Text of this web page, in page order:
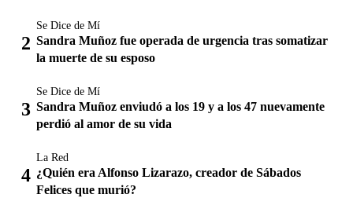
Se Dice de Mí
Sandra Muñoz fue operada de urgencia tras somatizar
la muerte de su esposo
Se Dice de Mí
Sandra Muñoz enviudó a los 19 y a los 47 nuevamente
perdió al amor de su vida
La Red
¿Quién era Alfonso Lizarazo, creador de Sábados
Felices que murió?